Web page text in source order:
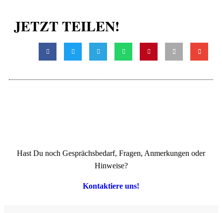
JETZT TEILEN!
Hast Du noch Gesprächsbedarf, Fragen, Anmerkungen oder
Hinweise?
Kontaktiere uns!